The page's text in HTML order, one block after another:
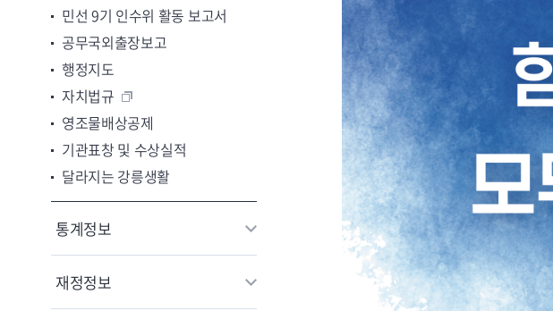
민선 9기 인수위 활동 보고서
공무국외출장보고
행정지도
자치법규
영조물배상공제
기관표창 및 수상실적
달라지는 강릉생활
통계정보
재정정보